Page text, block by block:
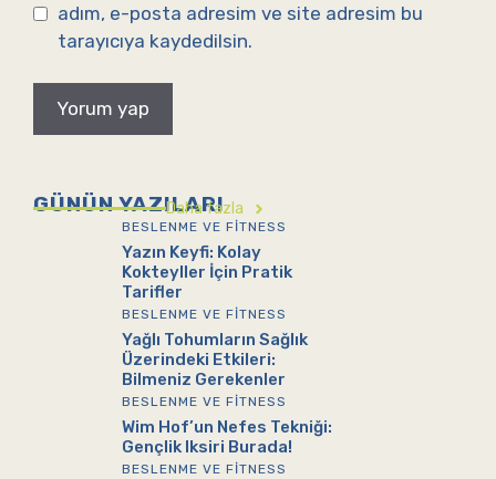
adım, e-posta adresim ve site adresim bu
tarayıcıya kaydedilsin.
GÜNÜN YAZILARI
Daha fazla
BESLENME VE FITNESS
Yazın Keyfi: Kolay
Kokteyller İçin Pratik
Tarifler
BESLENME VE FITNESS
Yağlı Tohumların Sağlık
Üzerindeki Etkileri:
Bilmeniz Gerekenler
BESLENME VE FITNESS
Wim Hof’un Nefes Tekniği:
Gençlik Iksiri Burada!
BESLENME VE FITNESS